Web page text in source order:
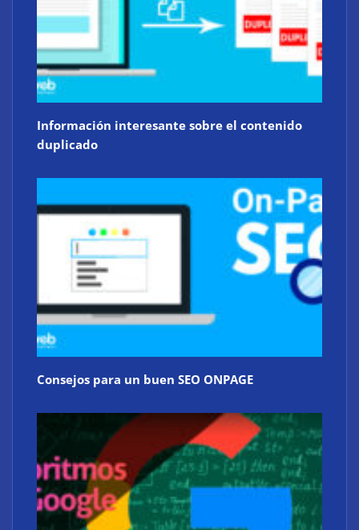
Información interesante sobre el contenido
duplicado
Consejos para un buen SEO ONPAGE